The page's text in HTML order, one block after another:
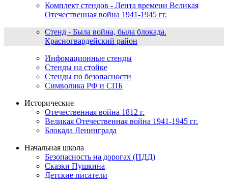
Комплект стендов - Лента времени Великая
Отечественная война 1941-1945 гг.
Стенд - Была война, была блокада.
Красногвардейский район
Инфомационные стенды
Стенды на стойке
Стенды по безопасности
Символика РФ и СПБ
Исторические
Отечественная война 1812 г.
Великая Отечественная война 1941-1945 гг.
Блокада Ленинграда
Начальная школа
Безопасность на дорогах (ПДД)
Сказки Пушкина
Детские писатели